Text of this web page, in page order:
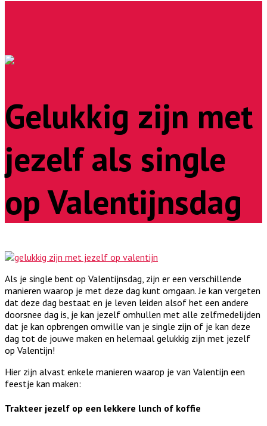
Gelukkig zijn met
jezelf als single
op Valentijnsdag
Als je single bent op Valentijnsdag, zijn er een verschillende
manieren waarop je met deze dag kunt omgaan. Je kan vergeten
dat deze dag bestaat en je leven leiden alsof het een andere
doorsnee dag is, je kan jezelf omhullen met alle zelfmedelijden
dat je kan opbrengen omwille van je single zijn of je kan deze
dag tot de jouwe maken en helemaal gelukkig zijn met jezelf
op Valentijn!
Hier zijn alvast enkele manieren waarop je van Valentijn een
feestje kan maken:
Trakteer jezelf op een lekkere lunch of koffie